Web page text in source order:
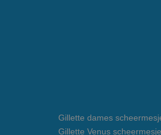
Gillette dames
Gillette Venus